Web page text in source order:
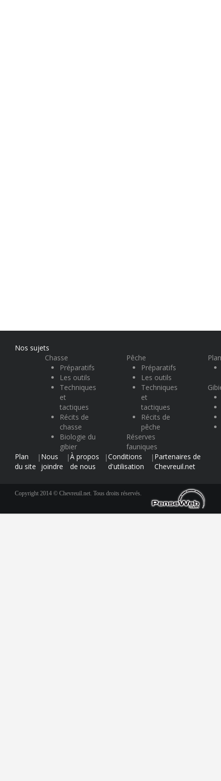
Nos sujets
Chasse
Préparatifs
Les outils
Techniques
et
tactiques
Récits de
chasse
Biologie du
gibier
Pêche
Préparatifs
Les outils
Techniques
et
tactiques
Récits de
pêche
Réserves
fauniques
Plan
du site
| Nous
joindre
|À propos
de nous
|Conditions
d'utilisation
| Partenaires de
Chevreuil.net
Copyright 2014 © Chevreuil.net. Tous droits réservés.